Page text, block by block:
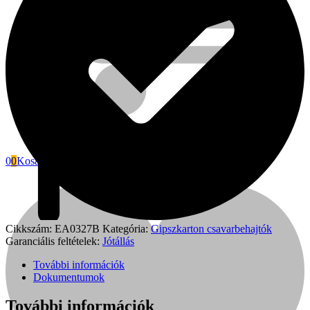
00Kosár
Cikkszám: EA0327B Kategória: Gipszkarton csavarbehajtók
Garanciális feltételek: Jótállás
További információk
Dokumentumok
További információk